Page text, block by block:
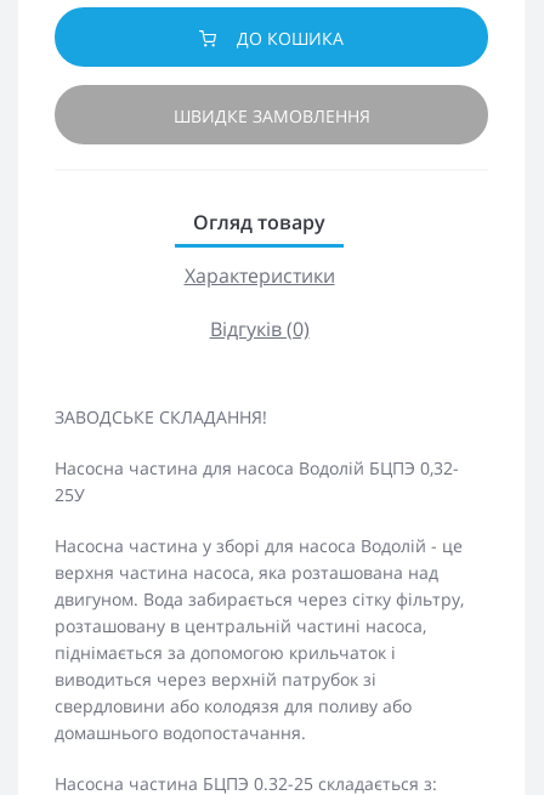
ДО КОШИКА
ШВИДКЕ ЗАМОВЛЕННЯ
Огляд товару
Характеристики
Відгуків (0)
ЗАВОДСЬКЕ СКЛАДАННЯ!
Насосна частина для насоса Водолій БЦПЭ 0,32-
25У
Насосна частина у зборі для насоса Водолій - це
верхня частина насоса, яка розташована над
двигуном. Вода забирається через сітку фільтру,
розташовану в центральній частині насоса,
піднімається за допомогою крильчаток і
виводиться через верхній патрубок зі
свердловини або колодязя для поливу або
домашнього водопостачання.
Насосна частина БЦПЭ 0.32-25 складається з: